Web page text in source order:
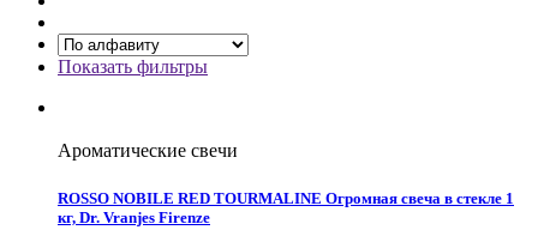
Показать фильтры
Ароматические свечи
ROSSO NOBILE RED TOURMALINE Огромная свеча в стекле 1
кг, Dr. Vranjes Firenze